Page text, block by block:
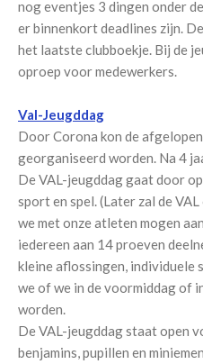
nog eventjes 3 dingen onder
er binnenkort deadlines zijn.
het laatste clubboekje. Bij de
oproep voor medewerkers.
Val-Jeugddag
Door Corona kon de
georganiseerd worden. Na 4
De VAL-jeugddag gaat door
sport en spel. (Later zal de
we met onze atleten mogen
iedereen aan 14 proeven
kleine aflossingen, individuele
we of we in de voormiddag of
worden.
De VAL-jeugddag staat open
benjamins, pupillen en